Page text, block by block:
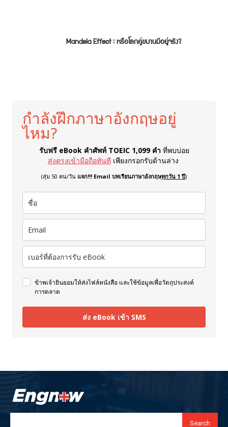
Mandela Effect : หรือโลกคู่ขนานมีอยู่จริง?
กำลังฝึกภาษาอังกฤษอยู่
ไหม?
รับฟรี eBook คำศัพท์ TOEIC 1,099 คำ ที่พบบ่อย
ส่งตรงเข้ามือถือทันที เพียงกรอกรับด้านล่าง
(สุ่ม 50 คน/วัน แจก!!! Email บทเรียนภาษาอังกฤษทุกวัน 1 ปี)
ข้าพเจ้ายินยอมให้ส่งไฟล์หนังสือ และใช้ข้อมูลเพื่อวัตถุประสงค์
การตลาด
ส่ง eBook เข้า SMS
Search